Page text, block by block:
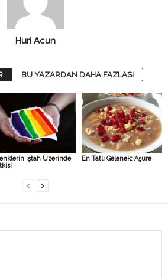
Huri Acun
BU YAZARDAN DAHA FAZLASI
İştah Üzerinde
En Tatlı Gelenek: Aşure